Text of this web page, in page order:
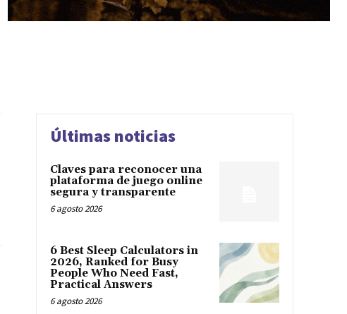
Últimas noticias
Claves para reconocer una
plataforma de juego online
segura y transparente
6 agosto 2026
6 Best Sleep Calculators in
2026, Ranked for Busy
People Who Need Fast,
Practical Answers
6 agosto 2026